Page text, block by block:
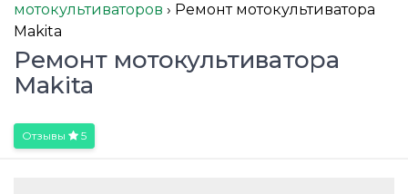
мотокультиваторов › Ремонт мотокультиватора
Makita
Ремонт мотокультиватора
Makita
Отзывы 5